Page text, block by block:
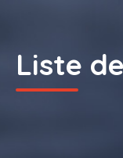
Liste